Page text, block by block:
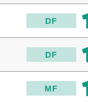
DF
DF
MF